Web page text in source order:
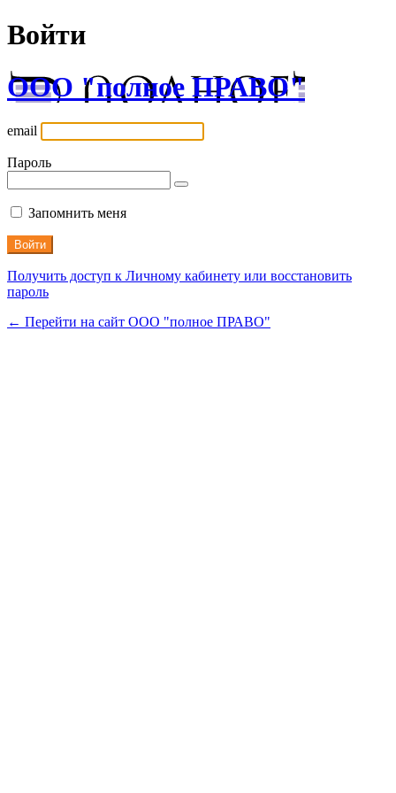
Войти
ООО "полное ПРАВО"
email
Пароль
Запомнить меня
Получить доступ к Личному кабинету или восстановить
пароль
← Перейти на сайт ООО "полное ПРАВО"